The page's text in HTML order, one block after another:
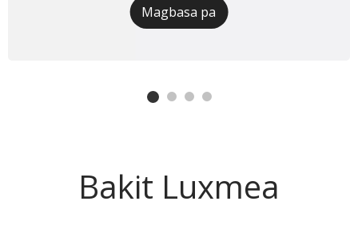
Magbasa pa
Bakit Luxmea